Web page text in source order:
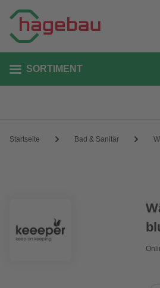
SORTIMENT
Startseite Bad & Sanitär